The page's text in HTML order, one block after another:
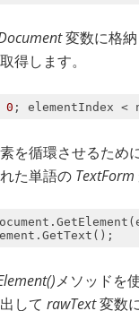
変数に格納
得します。
0 ; elementIndex <
を循環させるため
た単語の TextForm
メソッドを
して rawText変数